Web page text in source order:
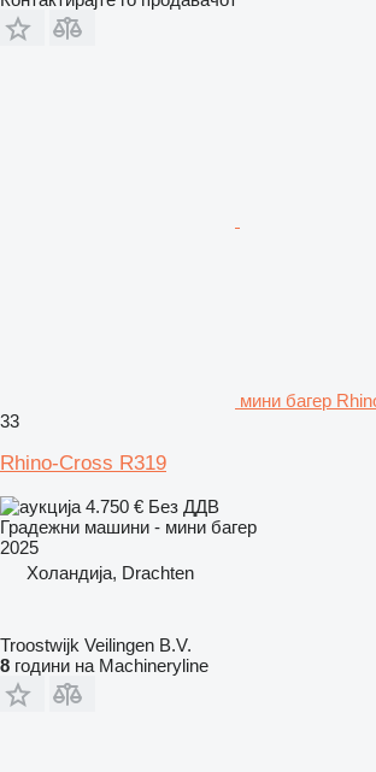
мини багер
33
Rhino-Cross R319
4.750 € Без ДДВ
Градежни машини - мини багер
2025
Холандија, Drachten
Troostwijk Veilingen B.V.
8 години на Machineryline